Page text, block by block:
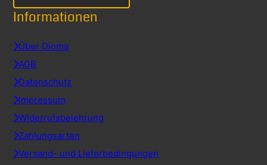
Informationen
Über Dioma
AGB
Datenschutz
Impressum
Widerrufsbelehrung
Zahlungsarten
Versand- und Lieferbedingungen